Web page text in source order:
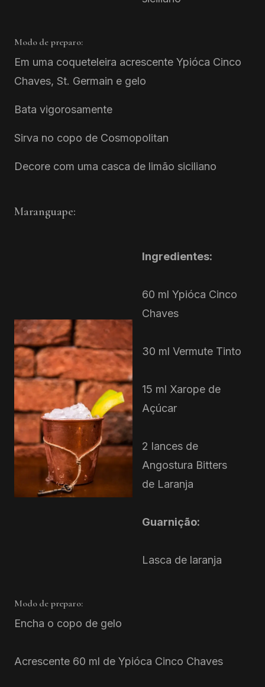
Modo de preparo:
Em uma coqueteleira acrescente Ypióca Cinco
Chaves, St. Germain e gelo
Bata vigorosamente
Sirva no copo de Cosmopolitan
Decore com uma casca de limão siciliano
Maranguape:
Ingredientes:
60 ml Ypióca Cinco
Chaves
30 ml Vermute Tinto
15 ml Xarope de
Açúcar
2 lances de
Angostura Bitters
de Laranja
Guarnição:
Lasca de laranja
Modo de preparo:
Encha o copo de gelo
Acrescente 60 ml de Ypióca Cinco Chaves